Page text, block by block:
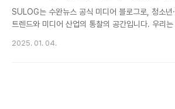
SULOG는 수완뉴스 공식 미디어 블로그로, 청소년
트렌드와 미디어 산업의 통찰의 공간입니다. 우리는
2025. 01. 04.